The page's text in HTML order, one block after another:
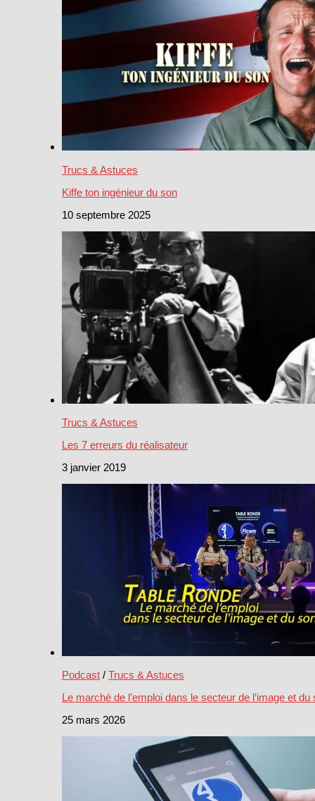
Trucs & Astuces
Kiffe ton ingénieur du son
10 septembre 2025
Trucs & Astuces
Les 7 erreurs du réalisateur
3 janvier 2019
Podcast / Trucs & Astuces
Le marché de l’emploi dans le secteur de l’image et du
25 mars 2026